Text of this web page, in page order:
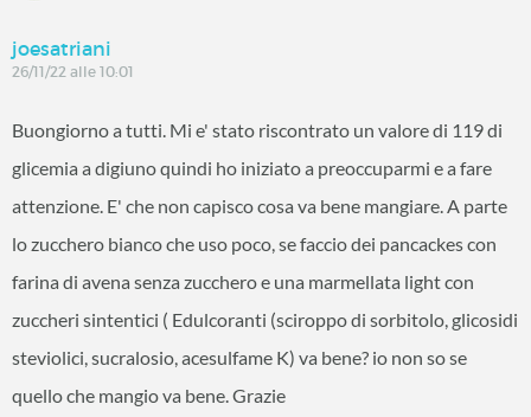
joesatriani
26/11/22 alle 10:01
Buongiorno a tutti. Mi e' stato riscontrato un valore di 119 di
glicemia a digiuno quindi ho iniziato a preoccuparmi e a fare
attenzione. E' che non capisco cosa va bene mangiare. A parte
lo zucchero bianco che uso poco, se faccio dei pancackes con
farina di avena senza zucchero e una marmellata light con
zuccheri sintentici ( Edulcoranti (sciroppo di sorbitolo, glicosidi
steviolici, sucralosio, acesulfame K) va bene? io non so se
quello che mangio va bene. Grazie